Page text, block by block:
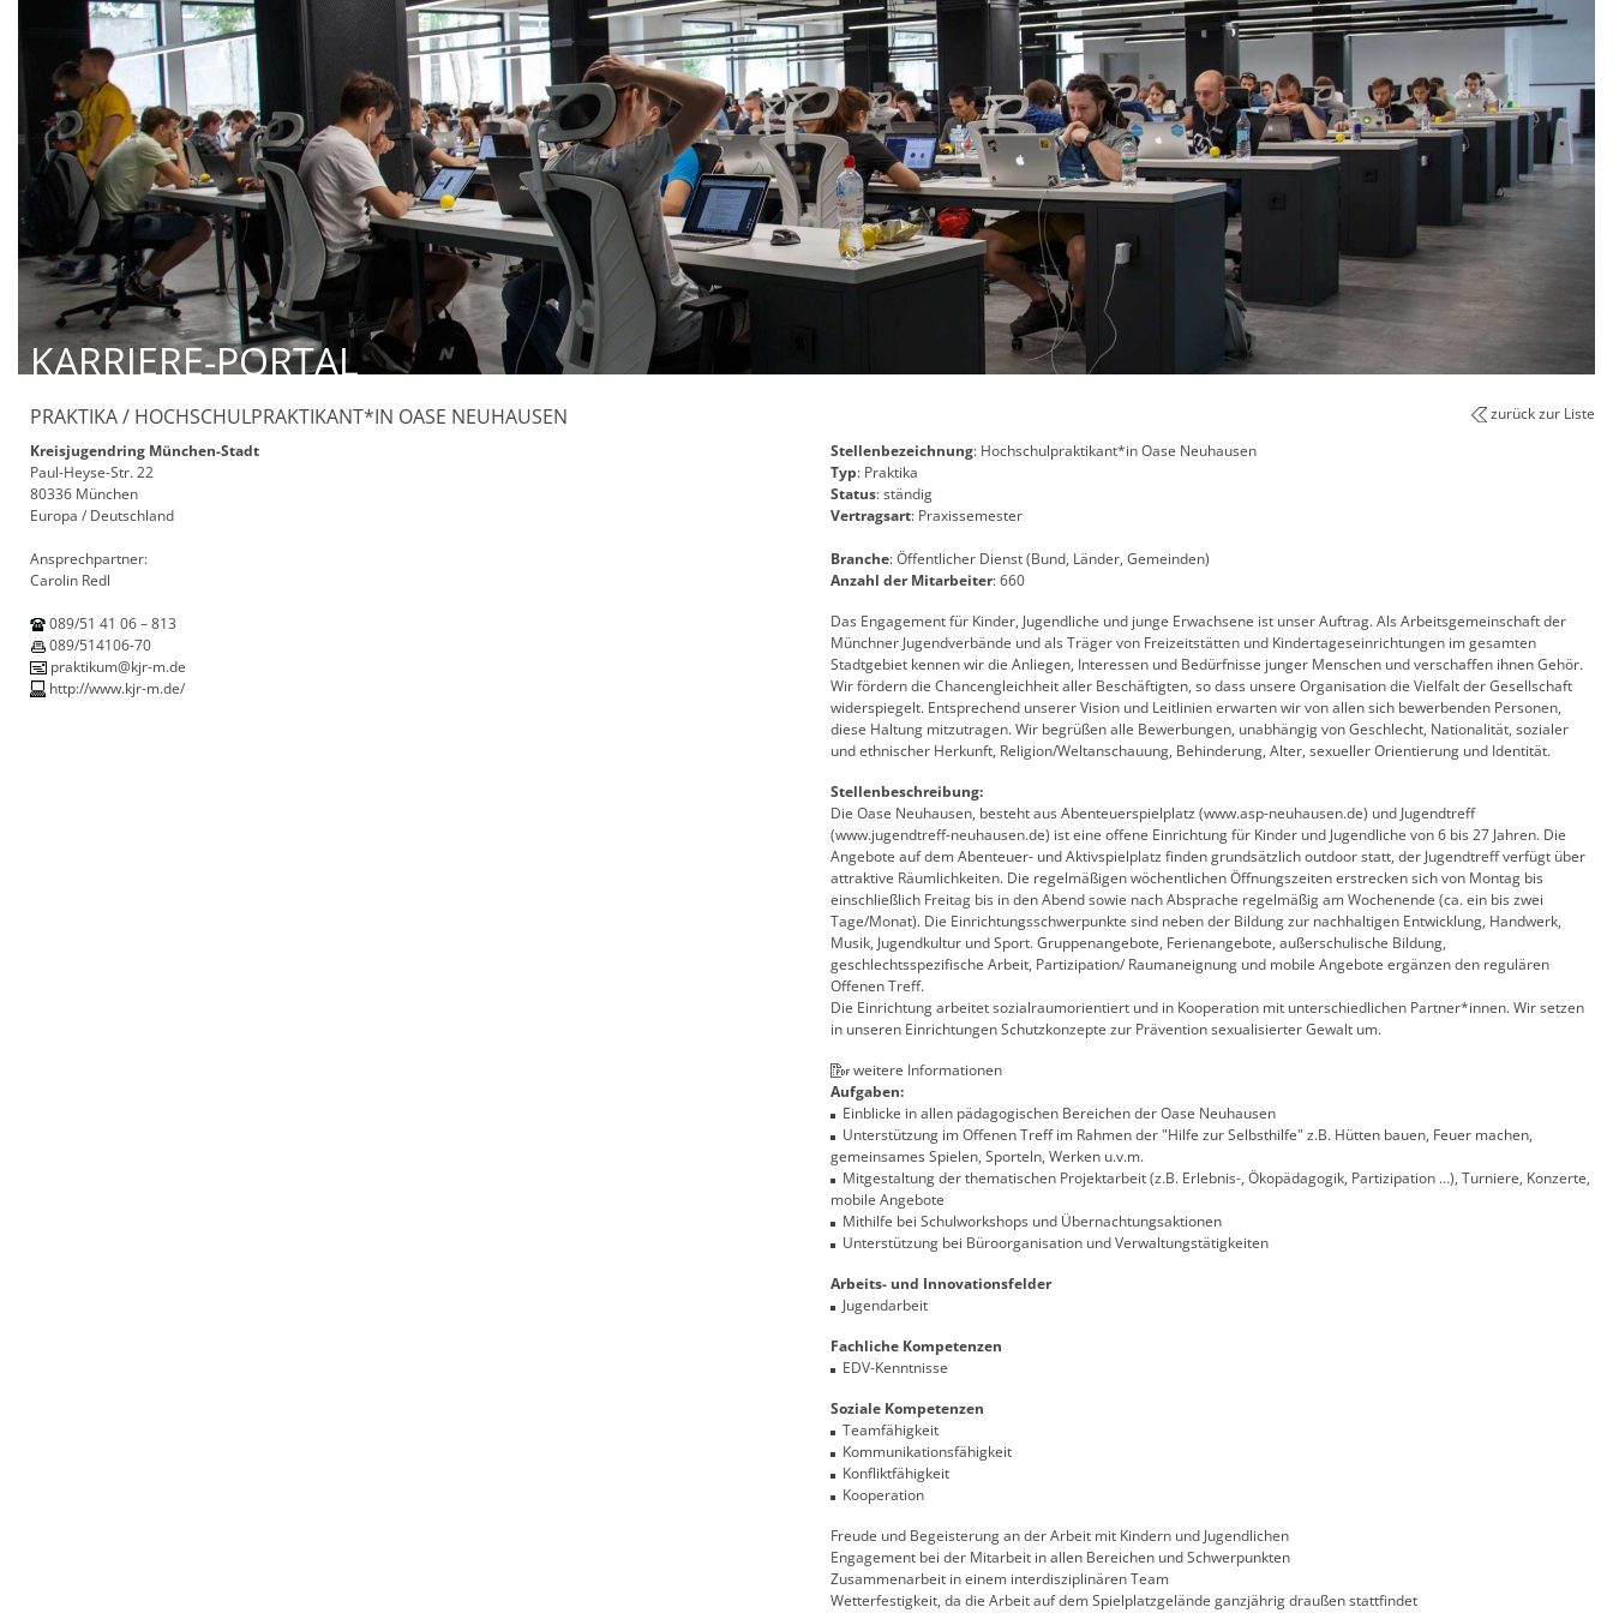
KARRIERE-PORTAL
zurück zur Liste
PRAKTIKA / HOCHSCHULPRAKTIKANT*IN OASE NEUHAUSEN
Kreisjugendring München-Stadt
Paul-Heyse-Str. 22
80336 München
Europa / Deutschland
Ansprechpartner:
Carolin Redl
089/51 41 06 – 813
089/514106-70
praktikum@kjr-m.de
http://www.kjr-m.de/
Stellenbezeichnung: Hochschulpraktikant*in Oase Neuhausen
Typ: Praktika
Status: ständig
Vertragsart: Praxissemester
Branche: Öffentlicher Dienst (Bund, Länder, Gemeinden)
Anzahl der Mitarbeiter: 660
Das Engagement für Kinder, Jugendliche und junge Erwachsene ist unser Auftrag. Als Arbeitsgemeinschaft der
Münchner Jugendverbände und als Träger von Freizeitstätten und Kindertageseinrichtungen im gesamten
Stadtgebiet kennen wir die Anliegen, Interessen und Bedürfnisse junger Menschen und verschaffen ihnen Gehör.
Wir fördern die Chancengleichheit aller Beschäftigten, so dass unsere Organisation die Vielfalt der Gesellschaft
widerspiegelt. Entsprechend unserer Vision und Leitlinien erwarten wir von allen sich bewerbenden Personen,
diese Haltung mitzutragen. Wir begrüßen alle Bewerbungen, unabhängig von Geschlecht, Nationalität, sozialer
und ethnischer Herkunft, Religion/Weltanschauung, Behinderung, Alter, sexueller Orientierung und Identität.
Stellenbeschreibung:
Die Oase Neuhausen, besteht aus Abenteuerspielplatz (www.asp-neuhausen.de) und Jugendtreff
(www.jugendtreff-neuhausen.de) ist eine offene Einrichtung für Kinder und Jugendliche von 6 bis 27 Jahren. Die
Angebote auf dem Abenteuer- und Aktivspielplatz finden grundsätzlich outdoor statt, der Jugendtreff verfügt über
attraktive Räumlichkeiten. Die regelmäßigen wöchentlichen Öffnungszeiten erstrecken sich von Montag bis
einschließlich Freitag bis in den Abend sowie nach Absprache regelmäßig am Wochenende (ca. ein bis zwei
Tage/Monat). Die Einrichtungsschwerpunkte sind neben der Bildung zur nachhaltigen Entwicklung, Handwerk,
Musik, Jugendkultur und Sport. Gruppenangebote, Ferienangebote, außerschulische Bildung,
geschlechtsspezifische Arbeit, Partizipation/ Raumaneignung und mobile Angebote ergänzen den regulären
Offenen Treff.
Die Einrichtung arbeitet sozialraumorientiert und in Kooperation mit unterschiedlichen Partner*innen. Wir setzen
in unseren Einrichtungen Schutzkonzepte zur Prävention sexualisierter Gewalt um.
weitere Informationen
Aufgaben:
Einblicke in allen pädagogischen Bereichen der Oase Neuhausen
Unterstützung im Offenen Treff im Rahmen der "Hilfe zur Selbsthilfe" z.B. Hütten bauen, Feuer machen,
gemeinsames Spielen, Sporteln, Werken u.v.m.
Mitgestaltung der thematischen Projektarbeit (z.B. Erlebnis-, Ökopädagogik, Partizipation …), Turniere, Konzerte,
mobile Angebote
Mithilfe bei Schulworkshops und Übernachtungsaktionen
Unterstützung bei Büroorganisation und Verwaltungstätigkeiten
Arbeits- und Innovationsfelder
Jugendarbeit
Fachliche Kompetenzen
EDV-Kenntnisse
Soziale Kompetenzen
Teamfähigkeit
Kommunikationsfähigkeit
Konfliktfähigkeit
Kooperation
Freude und Begeisterung an der Arbeit mit Kindern und Jugendlichen
Engagement bei der Mitarbeit in allen Bereichen und Schwerpunkten
Zusammenarbeit in einem interdisziplinären Team
Wetterfestigkeit, da die Arbeit auf dem Spielplatzgelände ganzjährig draußen stattfindet